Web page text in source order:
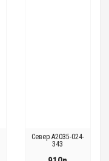
Север A2035-024-
343